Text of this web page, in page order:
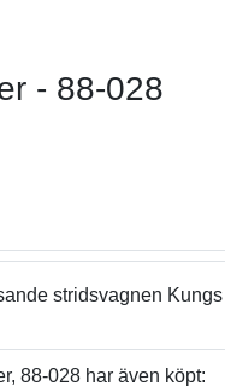
- 88-028
stridsvagnen
88-028 har även köpt: